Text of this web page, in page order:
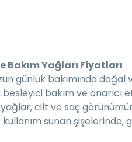
Bakım Yağları Fiyatları
günlük bakımında
bakım ve onarıcı
cilt ve saç
sunan şişelerinde,